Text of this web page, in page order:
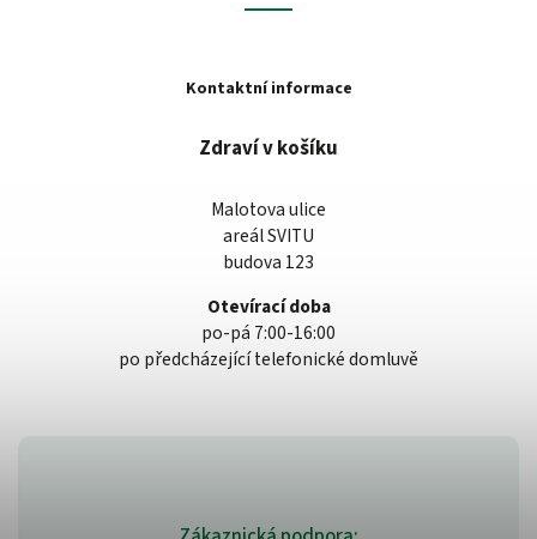
Kontaktní informace
Zdraví v košíku
Malotova ulice
areál SVITU
budova 123
Otevírací doba
po-pá 7:00-16:00
po předcházející telefonické domluvě